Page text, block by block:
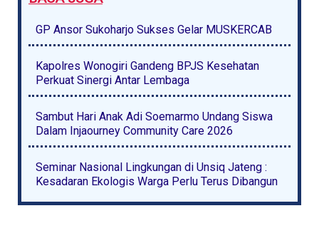
GP Ansor Sukoharjo Sukses Gelar MUSKERCAB
Kapolres Wonogiri Gandeng BPJS Kesehatan
Perkuat Sinergi Antar Lembaga
Sambut Hari Anak Adi Soemarmo Undang Siswa
Dalam Injaourney Community Care 2026
Seminar Nasional Lingkungan di Unsiq Jateng :
Kesadaran Ekologis Warga Perlu Terus Dibangun